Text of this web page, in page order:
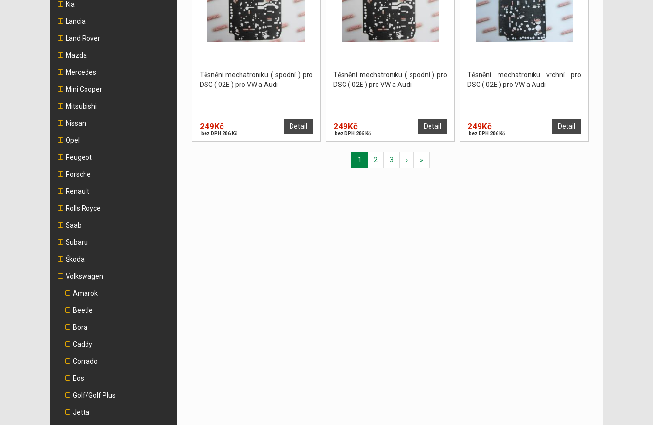
Kia
Lancia
Land Rover
Mazda
Mercedes
Mini Cooper
Mitsubishi
Nissan
Opel
Peugeot
Porsche
Renault
Rolls Royce
Saab
Subaru
Škoda
Volkswagen
Amarok
Beetle
Bora
Caddy
Corrado
Eos
Golf/Golf Plus
Jetta
Těsnění mechatroniku ( spodní ) pro
DSG ( 02E ) pro VW a Audi
Detail
249Kč
bez DPH 206 Kč
Těsnění mechatroniku ( spodní ) pro
DSG ( 02E ) pro VW a Audi
Detail
249Kč
bez DPH 206 Kč
Těsnění mechatroniku vrchní pro
DSG ( 02E ) pro VW a Audi
Detail
249Kč
bez DPH 206 Kč
1 2 3 › »